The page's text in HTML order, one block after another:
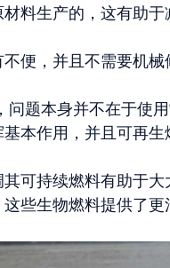
料生产的，这有助于
便，并且不需要机
题本身并不在于使
本作用，并且可再生
可持续燃料有助于
些生物燃料提供了更